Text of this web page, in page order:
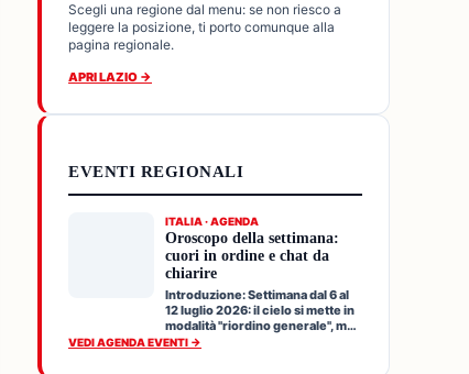
Scegli una regione dal menu: se non riesco a
leggere la posizione, ti porto comunque alla
pagina regionale.
APRI LAZIO →
EVENTI REGIONALI
ITALIA · AGENDA
Oroscopo della settimana:
cuori in ordine e chat da
chiarire
Introduzione: Settimana dal 6 al
12 luglio 2026: il cielo si mette in
modalità "riordino generale", ma
senza f…
VEDI AGENDA EVENTI →